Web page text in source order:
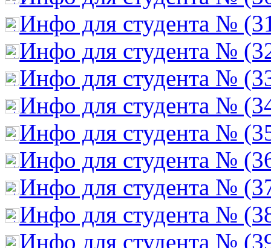
Инфо для студента №
Инфо для студента №
Инфо для студента №
Инфо для студента №
Инфо для студента №
Инфо для студента №
Инфо для студента №
Инфо для студента №
Инфо для студента №